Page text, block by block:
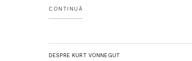
o transforme intr-un paradis fara granite
unde fericirea e la indemana oricui, iar
CONTINUĂ
DESPRE KURT VONNEGUT